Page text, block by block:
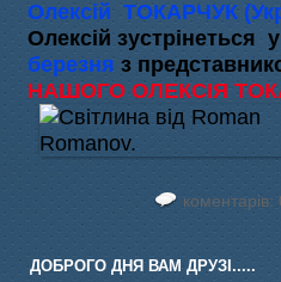
Олексій ТОКАРЧУК
Олексій зустрінеться
березня з
НАШОГО ОЛЕКСІЯ
коментарів:
ДОБРОГО ДНЯ ВАМ ДРУЗІ.....